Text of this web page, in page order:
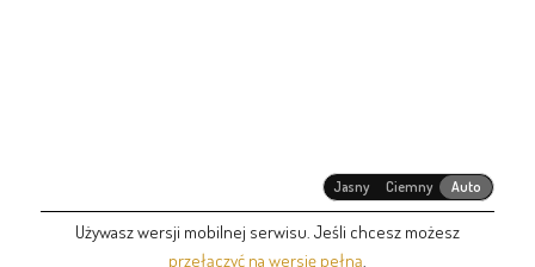
Jasny Ciemny Auto
Używasz wersji mobilnej serwisu. Jeśli chcesz możesz
przełączyć na wersję pełną